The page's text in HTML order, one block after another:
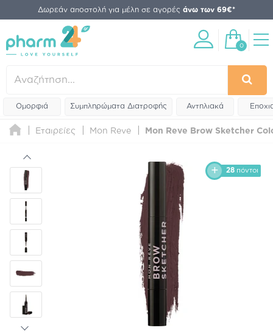
Δωρεάν αποστολή για μέλη σε αγορές άνω των 69€*
0
Ομορφιά Συμπληρώματα Διατροφής Αντηλιακά
Εταιρείες Mon Reve Mon Reve Brow Sketcher
28 πόντοι